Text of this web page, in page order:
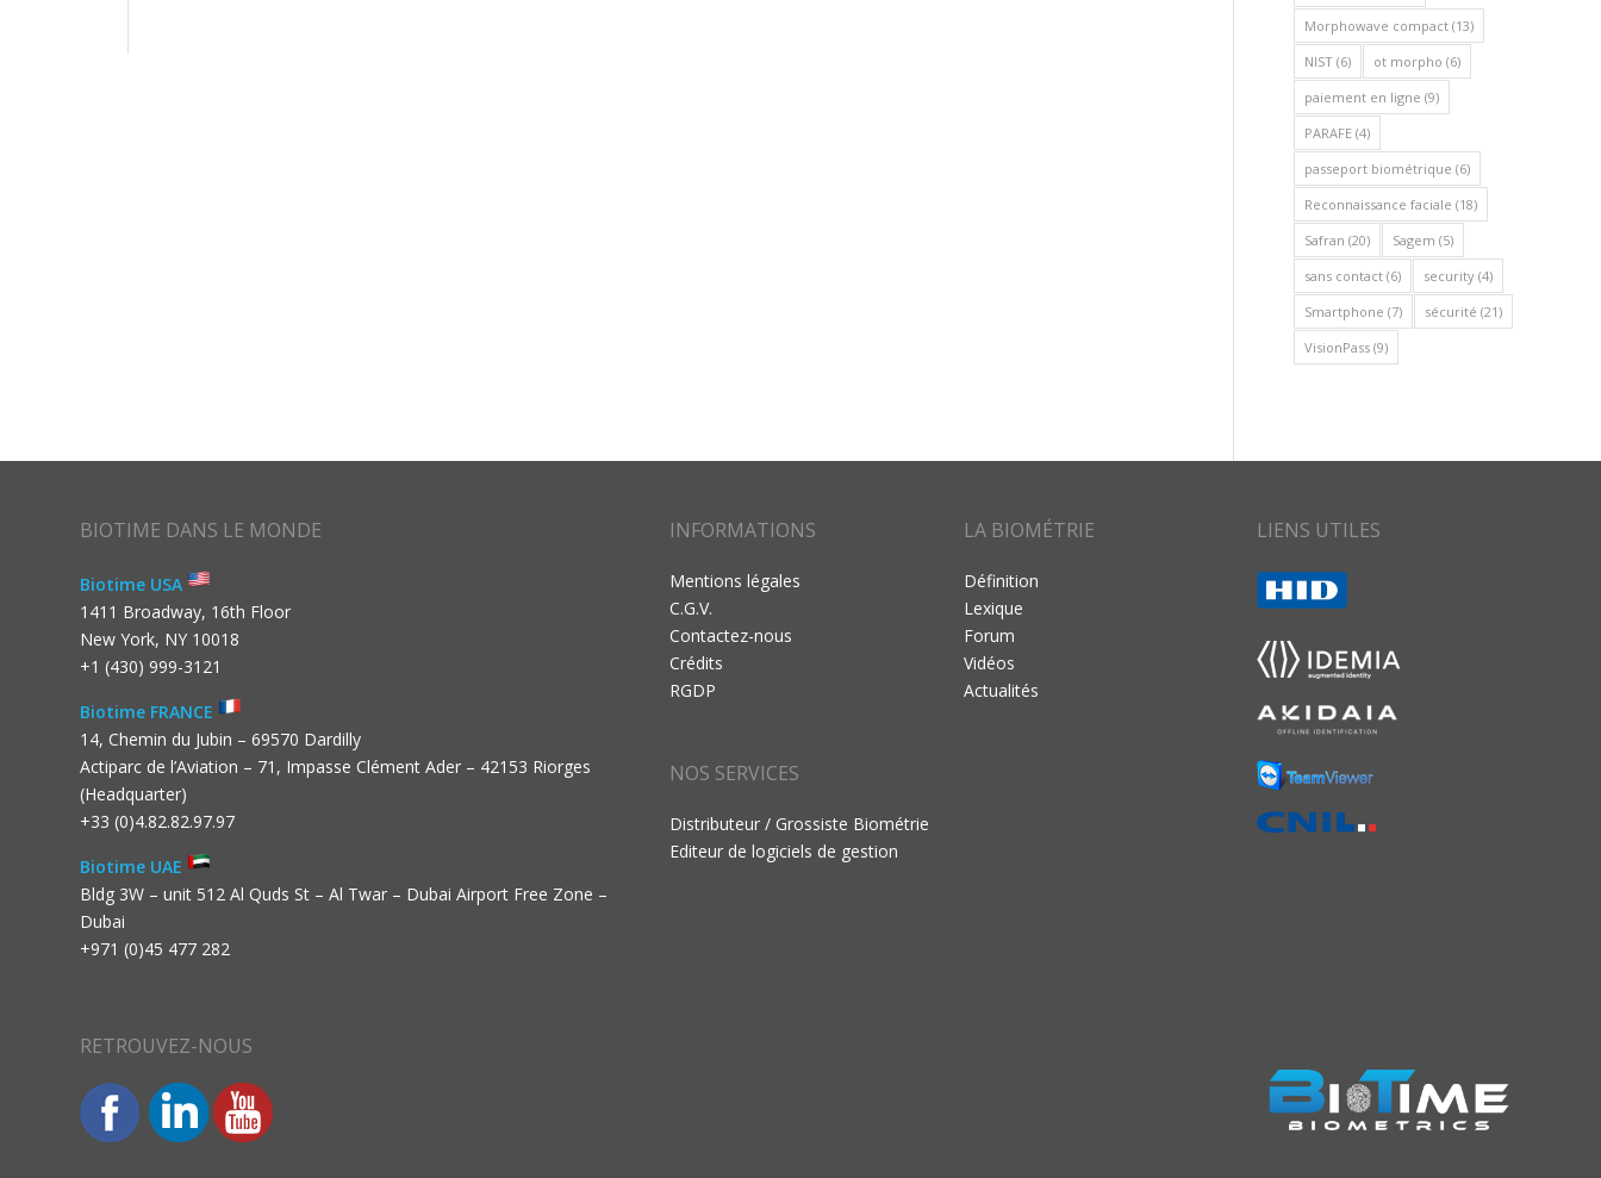
Morphowave compact (13)
NIST (6) ot morpho (6)
paiement en ligne (9)
PARAFE (4)
passeport biométrique (6)
Reconnaissance faciale (18)
Safran (20) Sagem (5)
sans contact (6) security (4)
Smartphone (7) sécurité (21)
VisionPass (9)
BIOTIME DANS LE MONDE
Biotime USA
1411 Broadway, 16th Floor
New York, NY 10018
+1 (430) 999-3121
Biotime FRANCE
14, Chemin du Jubin – 69570 Dardilly
Actiparc de l’Aviation – 71, Impasse Clément Ader – 42153 Riorges
(Headquarter)
+33 (0)4.82.82.97.97
Biotime UAE
Bldg 3W – unit 512 Al Quds St – Al Twar – Dubai Airport Free Zone –
Dubai
+971 (0)45 477 282
INFORMATIONS
Mentions légales
C.G.V.
Contactez-nous
Crédits
RGDP
NOS SERVICES
Distributeur / Grossiste Biométrie
Editeur de logiciels de gestion
LA BIOMÉTRIE
Définition
Lexique
Forum
Vidéos
Actualités
LIENS UTILES
RETROUVEZ-NOUS